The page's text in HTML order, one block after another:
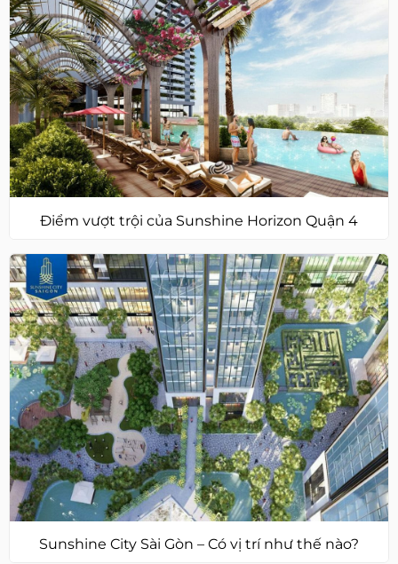
Điểm vượt trội của Sunshine Horizon Quận 4
Sunshine City Sài Gòn – Có vị trí như thế nào?